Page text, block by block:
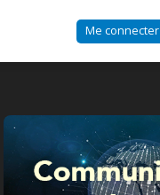
Me connecter